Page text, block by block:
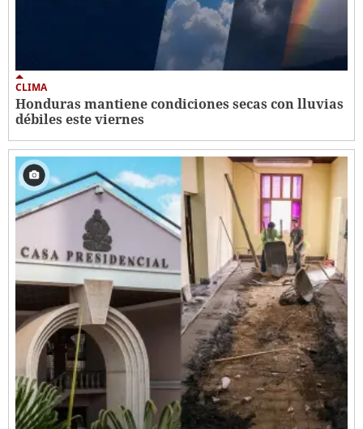
CLIMA
Honduras mantiene condiciones secas con lluvias
débiles este viernes